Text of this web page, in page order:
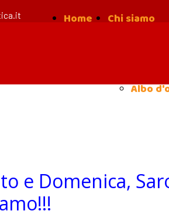
Home
Chi siamo
Albo
e Domenica,